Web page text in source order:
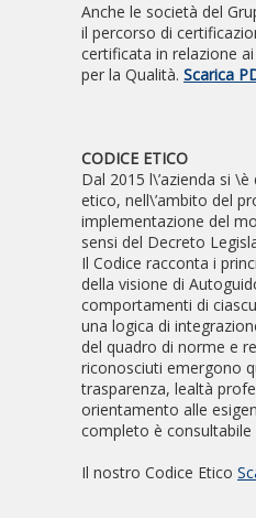
Anche le società del
il percorso di
certificata in relazione
per la Qualità. Scarica
CODICE ETICO
Dal 2015 l\’azienda si
etico, nell\’ambito del
implementazione del
sensi del Decreto
Il Codice racconta i
della visione di
comportamenti di
una logica di
del quadro di norme e
riconosciuti emergono
trasparenza, lealtà
orientamento alle
completo è
Il nostro Codice Etico